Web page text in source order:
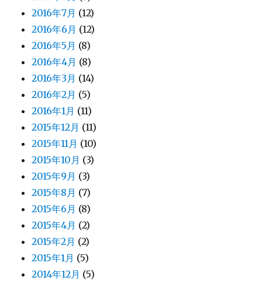
2016年7月 (12)
2016年6月 (12)
2016年5月 (8)
2016年4月 (8)
2016年3月 (14)
2016年2月 (5)
2016年1月 (11)
2015年12月 (11)
2015年11月 (10)
2015年10月 (3)
2015年9月 (3)
2015年8月 (7)
2015年6月 (8)
2015年4月 (2)
2015年2月 (2)
2015年1月 (5)
2014年12月 (5)